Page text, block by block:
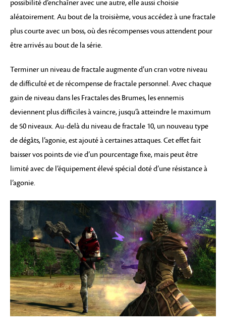
possibilité d’enchaîner avec une autre, elle aussi choisie
aléatoirement. Au bout de la troisième, vous accédez à une fractale
plus courte avec un boss, où des récompenses vous attendent pour
être arrivés au bout de la série.
Terminer un niveau de fractale augmente d’un cran votre niveau
de difficulté et de récompense de fractale personnel. Avec chaque
gain de niveau dans les Fractales des Brumes, les ennemis
deviennent plus difficiles à vaincre, jusqu’à atteindre le maximum
de 50 niveaux. Au-delà du niveau de fractale 10, un nouveau type
de dégâts, l’agonie, est ajouté à certaines attaques. Cet effet fait
baisser vos points de vie d’un pourcentage fixe, mais peut être
limité avec de l’équipement élevé spécial doté d’une résistance à
l’agonie.